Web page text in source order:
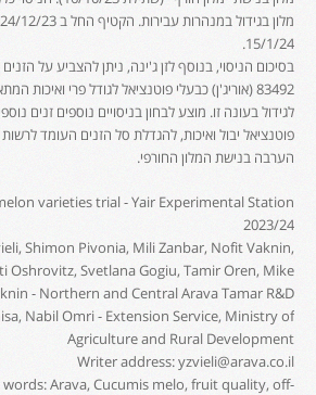
15/1/24.
83492 (אוריג'ן) כבעלי פוטנציאל לגודל פרי ואיכות
לגידול בעונה זו. מוצע לבחון בניסויים נוספים זנים
פוטנציאל יבול ואיכות, להגדלת סל הזנים העומד
הערבה בנישת המלון החורפי.
varieties trial - Yair Experimental Station
2023/24
Shimon Pivonia, Mili Zanbar, Nofit Vaknin,
Oshrovitz, Svetlana Gogiu, Tamir Oren, Mike
- Northern and Central Arava Tamar R&D
Nabil Omri - Extension Service, Ministry of
Agriculture and Rural Development
Writer address: yzvieli@arava.co.il
words: Arava, Cucumis melo, fruit quality, off-